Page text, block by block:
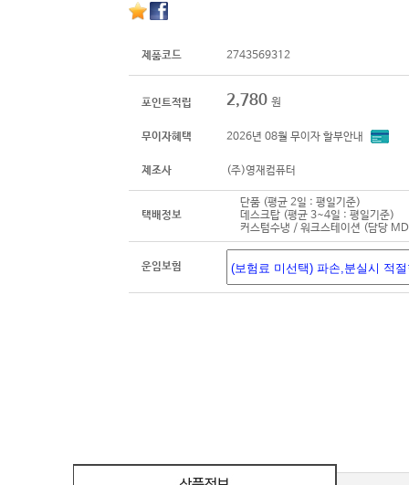
제품코드 2743569312
포인트적립 2,780 원
무이자혜택 2026년 08월 무이자 할부안내
제조사 (주)영재컴퓨터
택배정보
단품 (평균 2일 : 평일기준)
데스크탑 (평균 3~4일 : 평일기준)
커스텀수냉 / 워크스테이션 (담당
운임보험